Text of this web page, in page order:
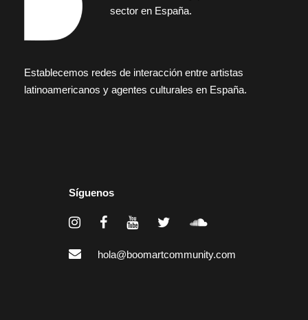
sector en España.
Establecemos redes de interacción entre artistas
latinoamericanos y agentes culturales en España.
Síguenos
hola@boomartcommunity.com